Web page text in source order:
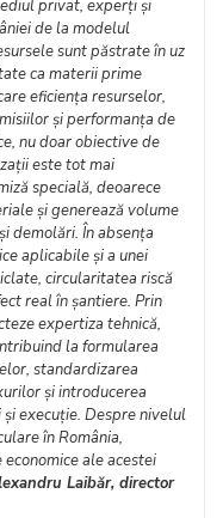
privat, experți și
de la modelul
sunt păstrate în uz
ca materii prime
eficiența resurselor,
și performanța de
nu doar obiective de
este tot mai
specială, deoarece
și generează volume
demolări. În absența
aplicabile și a unei
circularitatea riscă
real în șantiere. Prin
expertiza tehnică,
la formularea
standardizarea
și introducerea
execuție. Despre nivelul
în România,
ale acestei
Laibăr, director